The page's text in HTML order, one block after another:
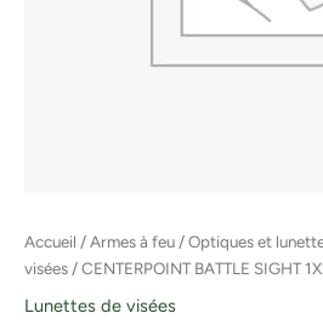
Accueil /Armes à feu /Optiques et
visées / CENTERPOINT BATTLE SIGHT
Lunettes de visées